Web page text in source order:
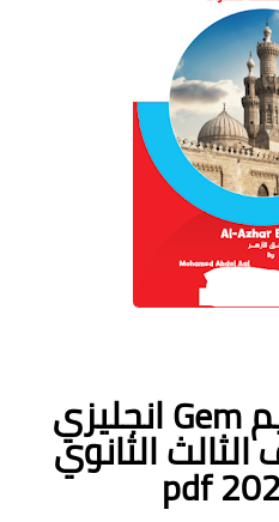
ملحق كتاب جيم Gem انجليزي
الثانوي